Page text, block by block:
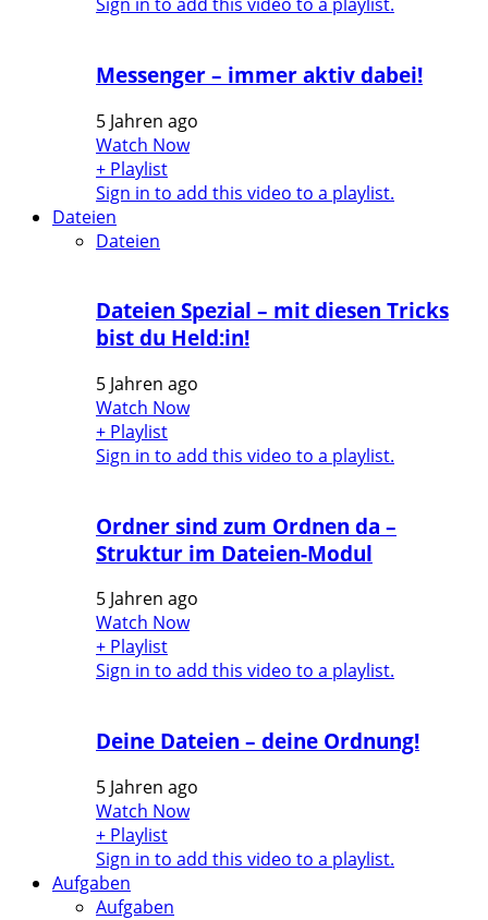
Messenger – immer aktiv dabei!
5 Jahren ago
Watch Now
+ Playlist
Sign in to add this video to a playlist.
Dateien
Dateien
Dateien Spezial – mit diesen Tricks
bist du Held:in!
5 Jahren ago
Watch Now
+ Playlist
Sign in to add this video to a playlist.
Ordner sind zum Ordnen da –
Struktur im Dateien-Modul
5 Jahren ago
Watch Now
+ Playlist
Sign in to add this video to a playlist.
Deine Dateien – deine Ordnung!
5 Jahren ago
Watch Now
+ Playlist
Sign in to add this video to a playlist.
Aufgaben
Aufgaben